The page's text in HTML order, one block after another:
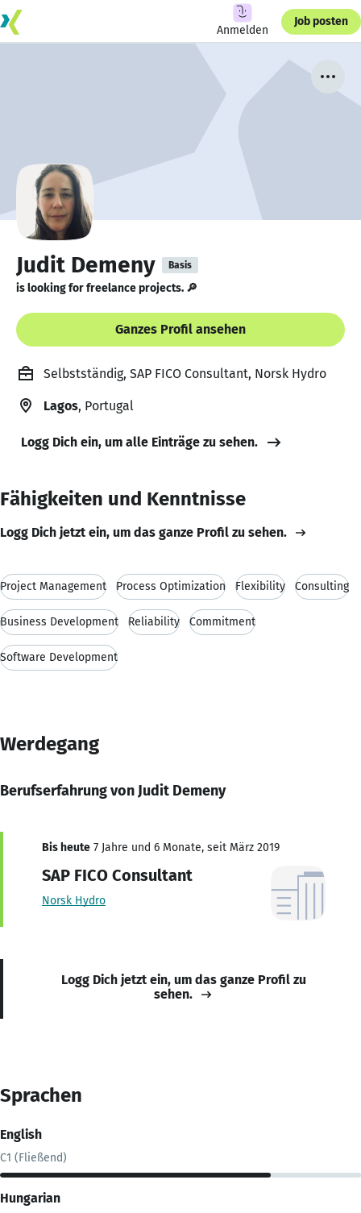
Anmelden
Job posten
Judit Demeny Basis
is looking for freelance projects. 🔎
Ganzes Profil ansehen
Selbstständig, SAP FICO Consultant, Norsk Hydro
Lagos, Portugal
Logg Dich ein, um alle Einträge zu sehen.
Fähigkeiten und Kenntnisse
Logg Dich jetzt ein, um das ganze Profil zu sehen.
Project Management Process Optimization Flexibility Consulting
Business Development Reliability Commitment
Software Development
Werdegang
Berufserfahrung von Judit Demeny
Bis heute 7 Jahre und 6 Monate, seit März 2019
SAP FICO Consultant
Norsk Hydro
Logg Dich jetzt ein, um das ganze Profil zu
sehen.
Sprachen
English
C1 (Fließend)
Hungarian